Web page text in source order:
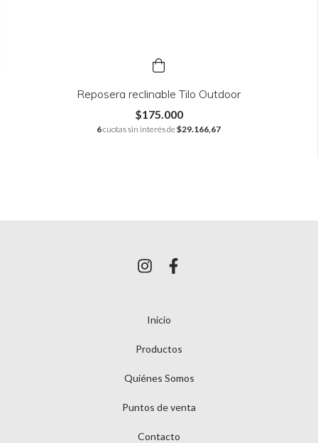
Reposera reclinable Tilo Outdoor
$175.000
6cuotas sin interés de$29.166,67
Inicio
Productos
Quiénes Somos
Puntos de venta
Contacto